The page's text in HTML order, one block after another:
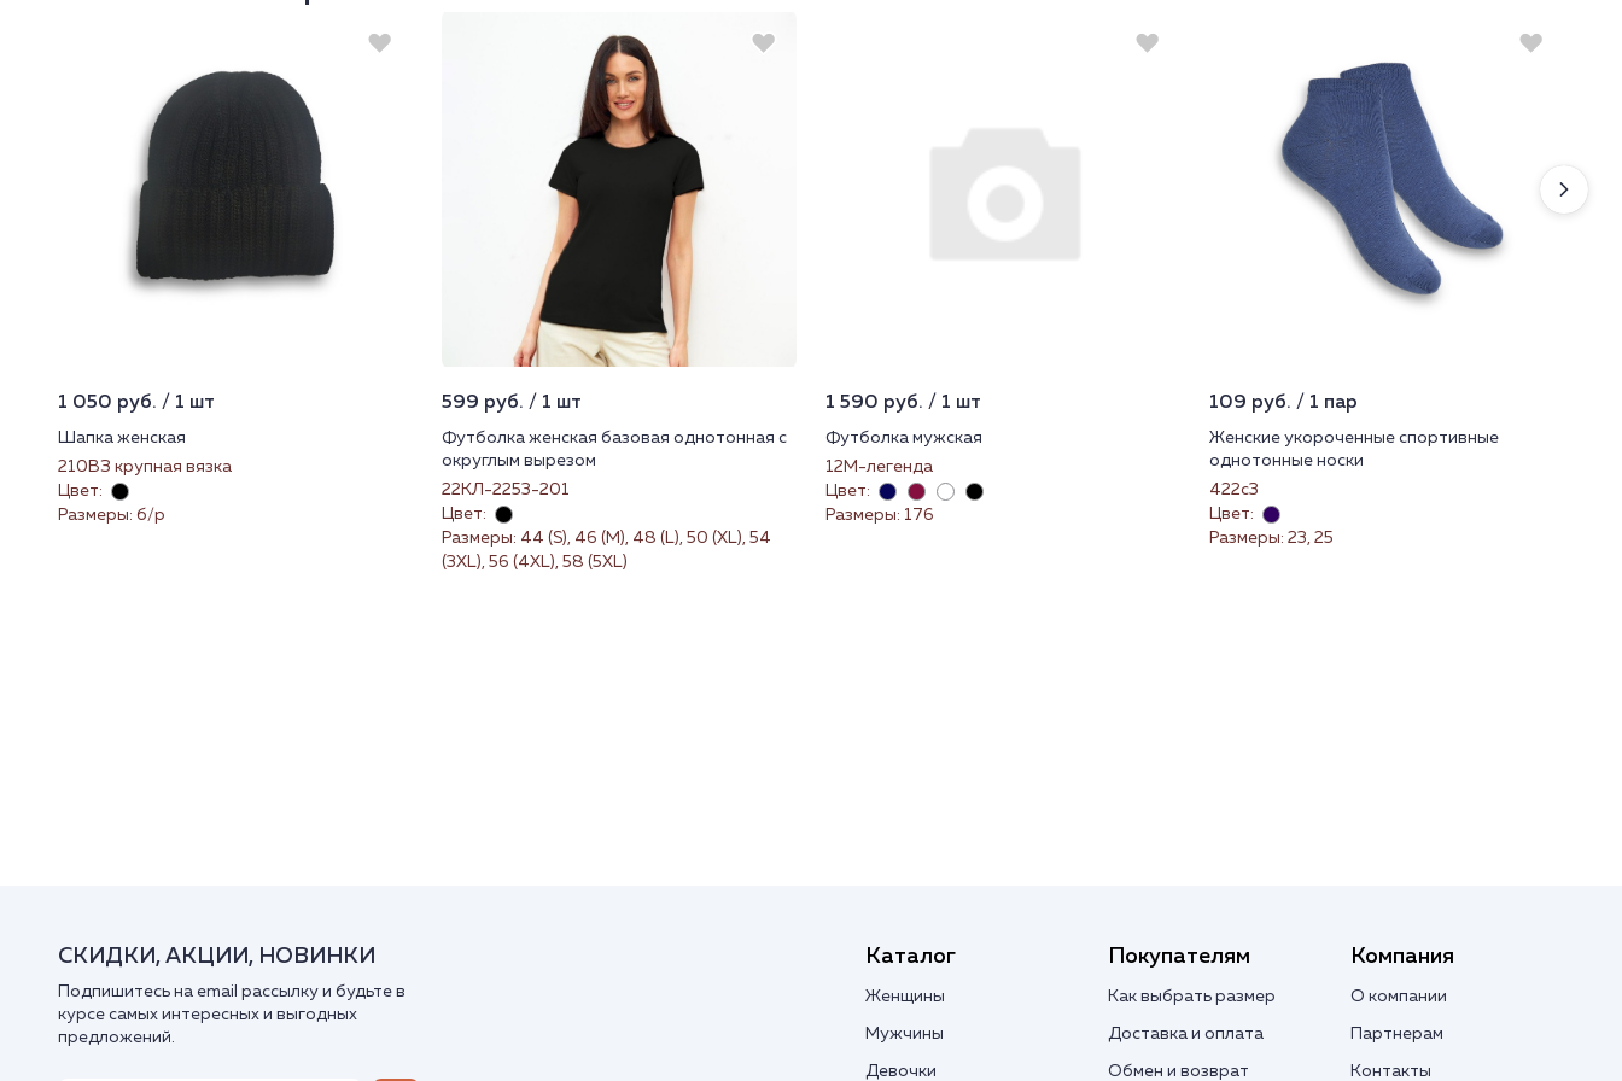
1 050 руб. / 1 шт
Шапка женская
210ВЗ крупная вязка
Цвет:
Размеры: б/р
599 руб. / 1 шт
Футболка женская базовая однотонная с
округлым вырезом
22КЛ-2253-201
Цвет:
Размеры: 44 (S), 46 (M), 48 (L), 50 (XL), 54
(3XL), 56 (4XL), 58 (5XL)
1 590 руб. / 1 шт
Футболка мужская
12М-легенда
Цвет:
Размеры: 176
109 руб. / 1 пар
Женские укороченные спортивные
однотонные носки
422с3
Цвет:
Размеры: 23, 25
СКИДКИ, АКЦИИ, НОВИНКИ
Подпишитесь на email рассылку и будьте в
курсе самых интересных и выгодных
предложений.
Каталог
Женщины
Мужчины
Девочки
Покупателям
Как выбрать размер
Доставка и оплата
Обмен и возврат
Компания
О компании
Партнерам
Контакты